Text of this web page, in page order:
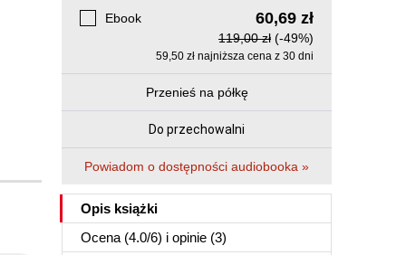
Ebook 60,69 zł
119,00 zł (-49%)
59,50 zł najniższa cena z 30 dni
Przenieś na półkę
Do przechowalni
Powiadom o dostępności audiobooka »
Opis książki
Ocena (4.0/6) i opinie (3)